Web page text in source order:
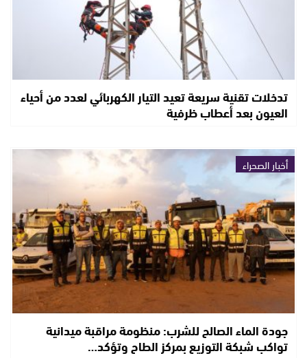
تدخلات تقنية سريعة تعيد التيار الكهربائي لعدد من أحياء
العيون بعد أعطاب ظرفية
أخبار الصحراء
جودة الماء الصالح للشرب: منظومة مراقبة ميدانية
تواكب شبكة التوزيع بمركز الطاح وتؤكد…